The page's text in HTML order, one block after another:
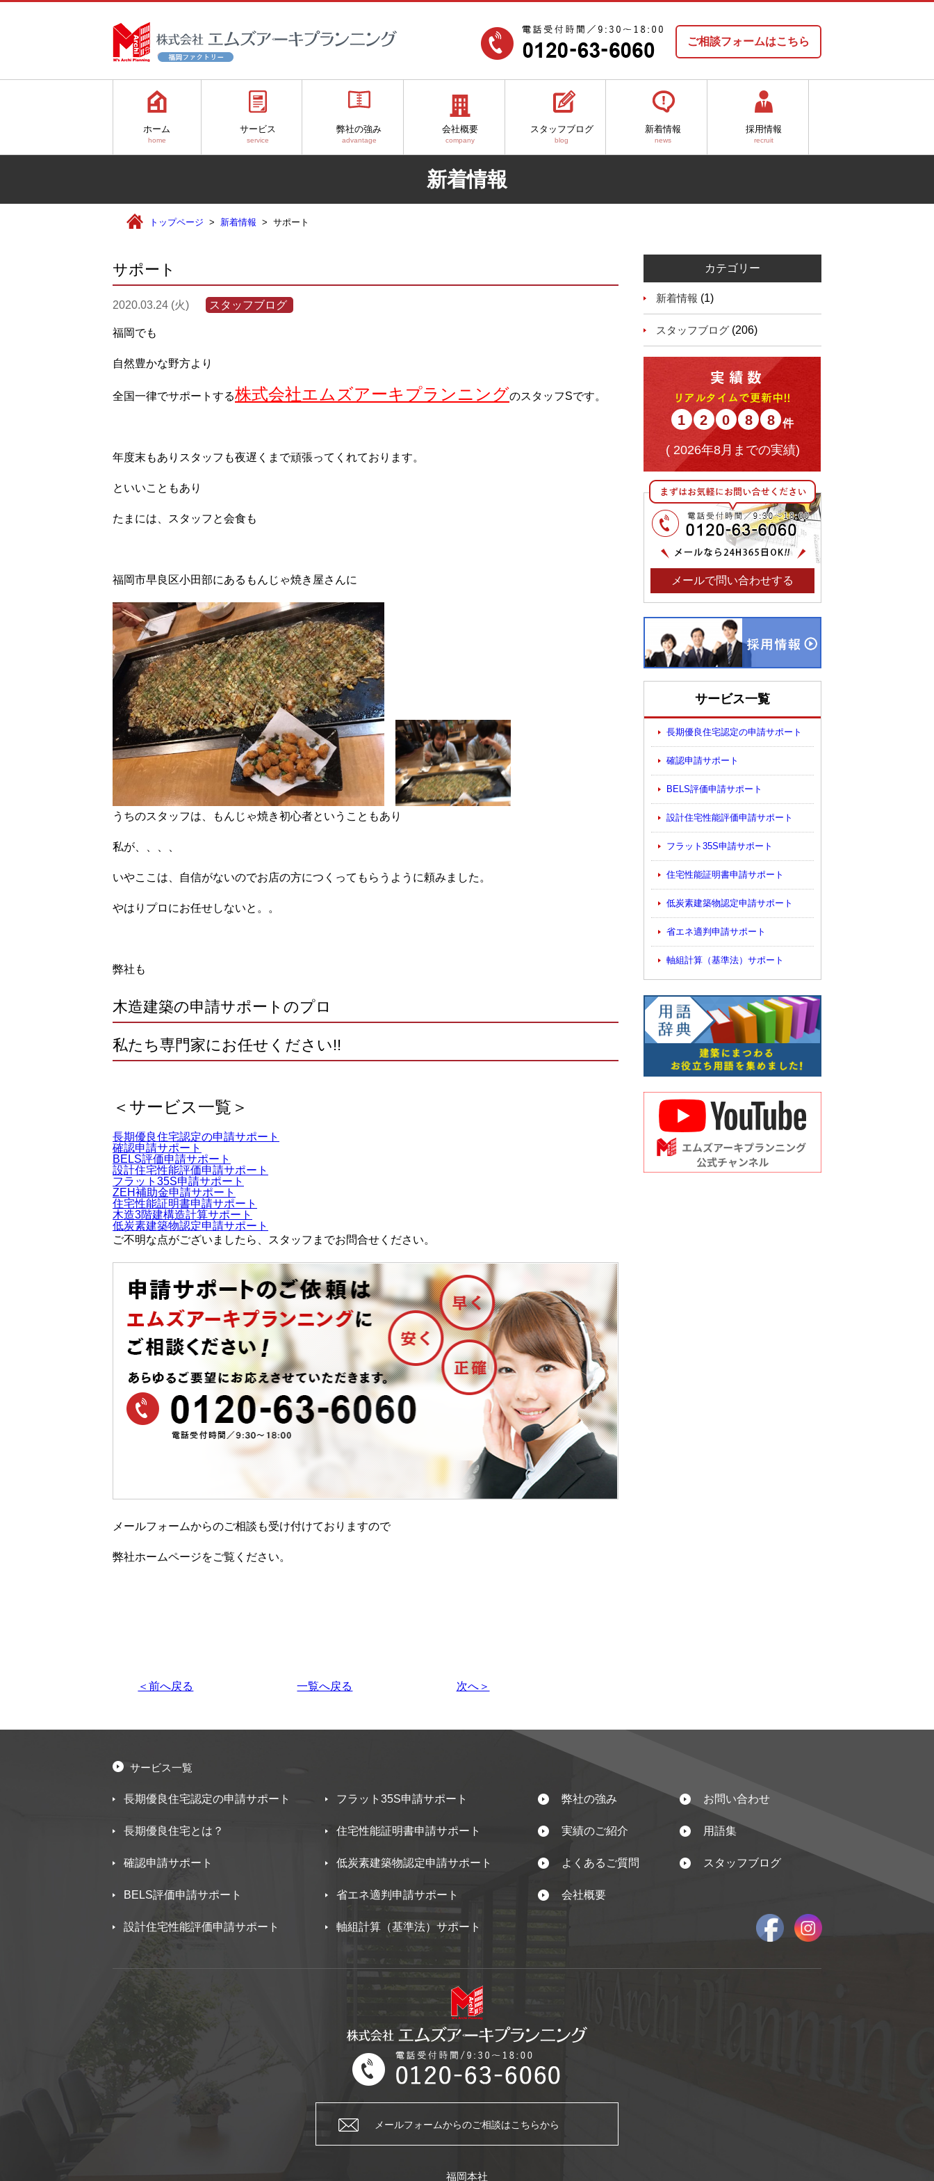
ご相談フォームはこちら
ホーム
home
サービス
service
弊社の強み
advantage
会社概要
company
スタッフブログ
blog
新着情報
news
採用情報
recruit
新着情報
トップページ 新着情報 サポート
サポート
2020.03.24 (火) スタッフブログ
福岡でも
自然豊かな野方より
全国一律でサポートする株式会社エムズアーキプランニングのスタッフSです。
年度末もありスタッフも夜遅くまで頑張ってくれております。
といいこともあり
たまには、スタッフと会食も
福岡市早良区小田部にあるもんじゃ焼き屋さんに
うちのスタッフは、もんじゃ焼き初心者ということもあり
私が、、、、
いやここは、自信がないのでお店の方につくってもらうように頼みました。
やはりプロにお任せしないと。。
弊社も
木造建築の申請サポートのプロ
私たち専門家にお任せください!!
＜サービス一覧＞
長期優良住宅認定の申請サポート
確認申請サポート
BELS評価申請サポート
設計住宅性能評価申請サポート
フラット35S申請サポート
ZEH補助金申請サポート
住宅性能証明書申請サポート
木造3階建構造計算サポート
低炭素建築物認定申請サポート
ご不明な点がございましたら、スタッフまでお問合せください。
メールフォームからのご相談も受け付けておりますので
弊社ホームページをご覧ください。
＜前へ戻る 一覧へ戻る 次へ＞
カテゴリー
新着情報 (1)
スタッフブログ (206)
1 2 0 8 8
( 2026年8月までの実績)
メールで問い合わせする
サービス一覧
長期優良住宅認定の申請サポート
確認申請サポート
BELS評価申請サポート
設計住宅性能評価申請サポート
フラット35S申請サポート
住宅性能証明書申請サポート
低炭素建築物認定申請サポート
省エネ適判申請サポート
軸組計算（基準法）サポート
サービス一覧
長期優良住宅認定の申請サポート
長期優良住宅とは？
確認申請サポート
BELS評価申請サポート
設計住宅性能評価申請サポート
フラット35S申請サポート
住宅性能証明書申請サポート
低炭素建築物認定申請サポート
省エネ適判申請サポート
軸組計算（基準法）サポート
弊社の強み
実績のご紹介
よくあるご質問
会社概要
お問い合わせ
用語集
スタッフブログ
メールフォームからのご相談はこちらから
福岡本社